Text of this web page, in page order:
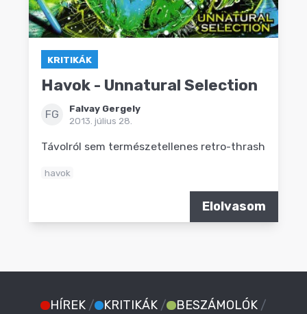
KRITIKÁK
Havok - Unnatural Selection
FG
Falvay Gergely
2013. július 28.
Távolról sem természetellenes retro-thrash
havok
Elolvasom
HÍREK / KRITIKÁK / BESZÁMOLÓK /